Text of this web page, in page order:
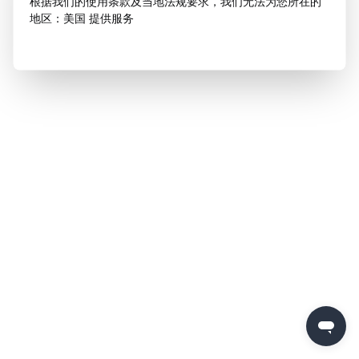
地区：美国 提供服务